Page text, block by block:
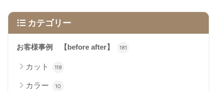
カテゴリー
お客様事例 【before after】 181
カット 118
カラー 10